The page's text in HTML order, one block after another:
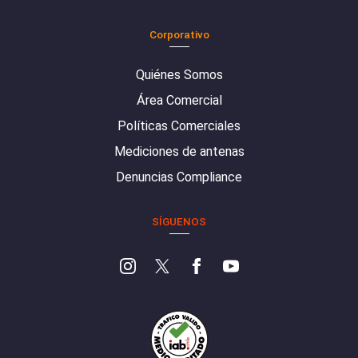
Corporativo
Quiénes Somos
Área Comercial
Políticas Comerciales
Mediciones de antenas
Denuncias Compliance
SÍGUENOS